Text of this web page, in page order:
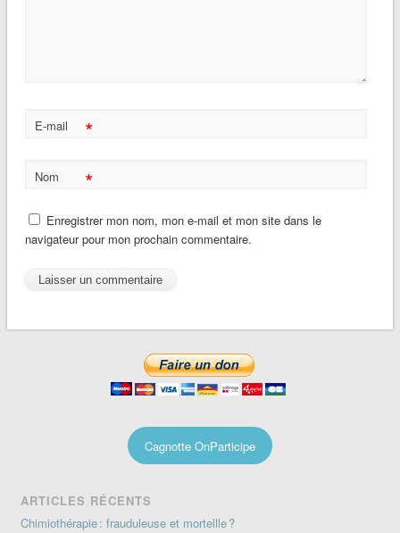
E-mail *
Nom *
Enregistrer mon nom, mon e-mail et mon site dans le
navigateur pour mon prochain commentaire.
Cagnotte OnParticipe
ARTICLES RÉCENTS
Chimiothérapie : frauduleuse et mortellle ?